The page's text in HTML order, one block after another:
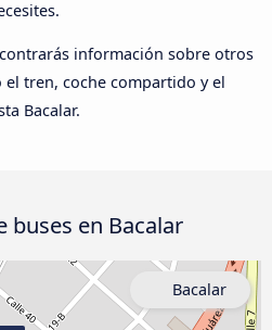
información sobre otros
tren, coche compartido y el
Bacalar.
buses en Bacalar
Bacalar